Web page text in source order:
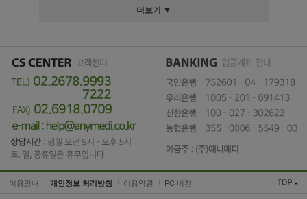
더보기 ▼
이용안내 개인정보 처리방침 이용약관 PC 버전